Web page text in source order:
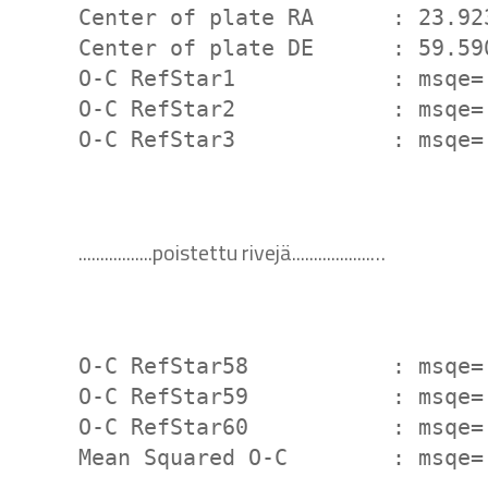
Center of plate RA      :
Center of plate DE      :
O-C RefStar1            : msqe=
O-C RefStar2            : msqe=
O-C RefStar3            : msqe=
.................poistettu rivejä..................…
O-C RefStar58           :
O-C RefStar59           :
O-C RefStar60           :
Mean Squared O-C        :